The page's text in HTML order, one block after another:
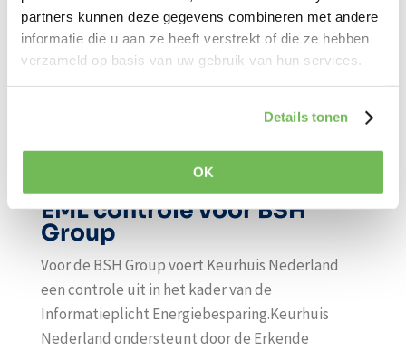
partners kunnen deze gegevens combineren met andere
informatie die u aan ze heeft verstrekt of die ze hebben
verzameld op basis van uw gebruik van hun services.
Details tonen
OK
EML controle voor BSH
Group
Voor de BSH Group voert Keurhuis Nederland
een controle uit in het kader van de
Informatieplicht Energiebesparing.Keurhuis
Nederland ondersteunt door de Erkende